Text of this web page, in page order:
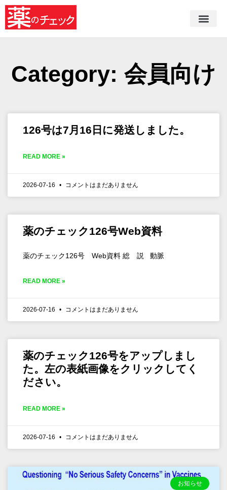
Category: 会員向け
126号は7月16日に発送しました。
READ MORE »
2026-07-16 コメントはまだありません
薬のチェック126号Web資料
薬のチェック126号 Web資料 総 説 動脈
READ MORE »
2026-07-16 コメントはまだありません
薬のチェック126号をアップしまし
た。左の表紙画像をクリックしてく
ださい。
READ MORE »
2026-07-16 コメントはまだありません
お知らせ